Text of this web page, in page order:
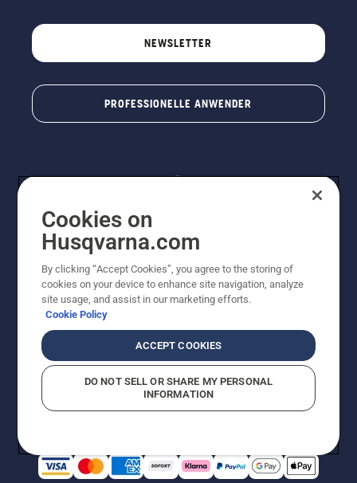
NEWSLETTER
PROFESSIONELLE ANWENDER
© Husqvarna® AB (publ). Alle Rechte vorbehalten. Die
Preisangaben sind unverbindliche Preisempfehlungen
von Husqvarna Schweiz AG an den teilnehmenden
Fachhandel, Preise in CHF inklusive 8,1% MWST und
unverbindliche Preisempfehlungen (inkl. MwSt), es sei
denn sie sind für den direkten Kauf verfügbar.
Cookie-RichtlinieNutzungsbedingungen Datenschutzerklärung
Vermutete Verstöße melden
Cookies on
Husqvarna.com
By clicking “Accept Cookies”, you agree to the storing of
cookies on your device to enhance site navigation, analyze
site usage, and assist in our marketing efforts.
Cookie Policy
ACCEPT COOKIES
DO NOT SELL OR SHARE MY PERSONAL
INFORMATION